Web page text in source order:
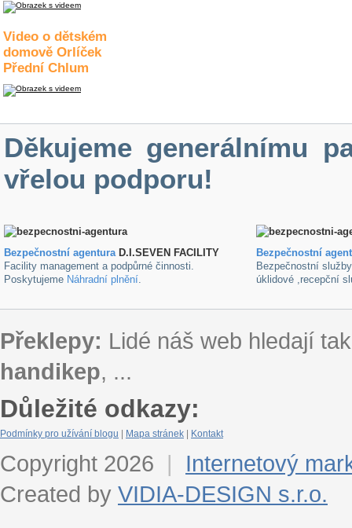
Video o dětském
domově Orlíček
Přední Chlum
Děkujeme generálnímu
vřelou podporu!
Bezpečnostní agenturaD.I.SEVEN FACILITY
Facility management a podpůrné činnosti.
Poskytujeme Náhradní plnění.
Bezpečnostní
Bezpečnostní
úklidové ,recepční
Překlepy: Lidé náš web hledají
handikep, ...
Důležité odkazy:
Podmínky pro užívání blogu Mapa stránek Kontakt
Copyright 2026 |
Internetový
Created by VIDIA-DESIGN s.r.o.